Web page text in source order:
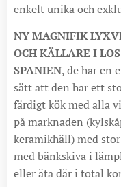
enkelt unika och
NY MAGNIFIK
OCH KÄLLARE I
SPANIEN, de har en
sätt att den har ett
färdigt kök med alla
på marknaden
keramikhäll) med
med bänkskiva i
eller äta där i total